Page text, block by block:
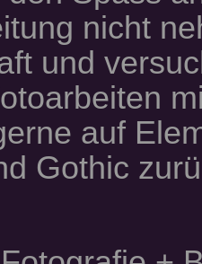
nicht
und
auf
Gothic